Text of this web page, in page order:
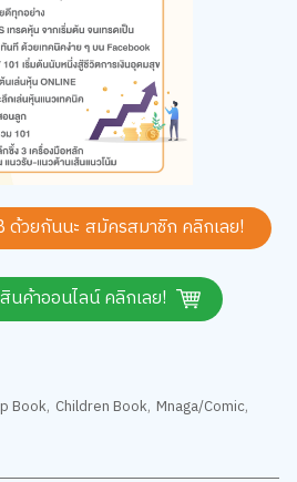
ด้วยกันนะ สมัครสมาชิกคลิกเลย!
นค้าออนไลน์ คลิกเลย!